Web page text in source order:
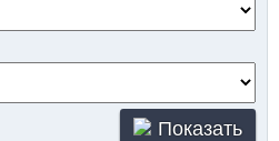
Показать